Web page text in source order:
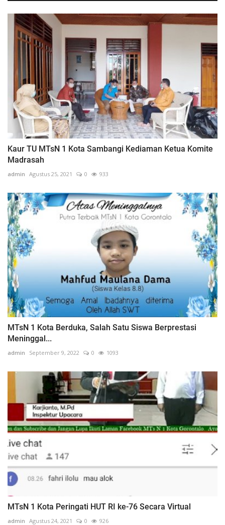
Kaur TU MTsN 1 Kota Sambangi Kediaman Ketua Komite
Madrasah
admin Agustus 25, 2021 0 933
MTsN 1 Kota Berduka, Salah Satu Siswa Berprestasi
Meninggal...
admin September 9, 2022 0 1093
MTsN 1 Kota Peringati HUT RI ke-76 Secara Virtual
admin Agustus 24, 2021 0 926